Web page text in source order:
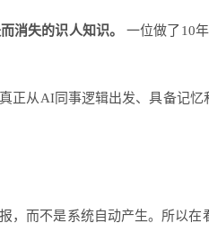
消失的识人知识。
一位做了10
正从AI同事逻辑出发、具备记忆
，而不是系统自动产生。所以在